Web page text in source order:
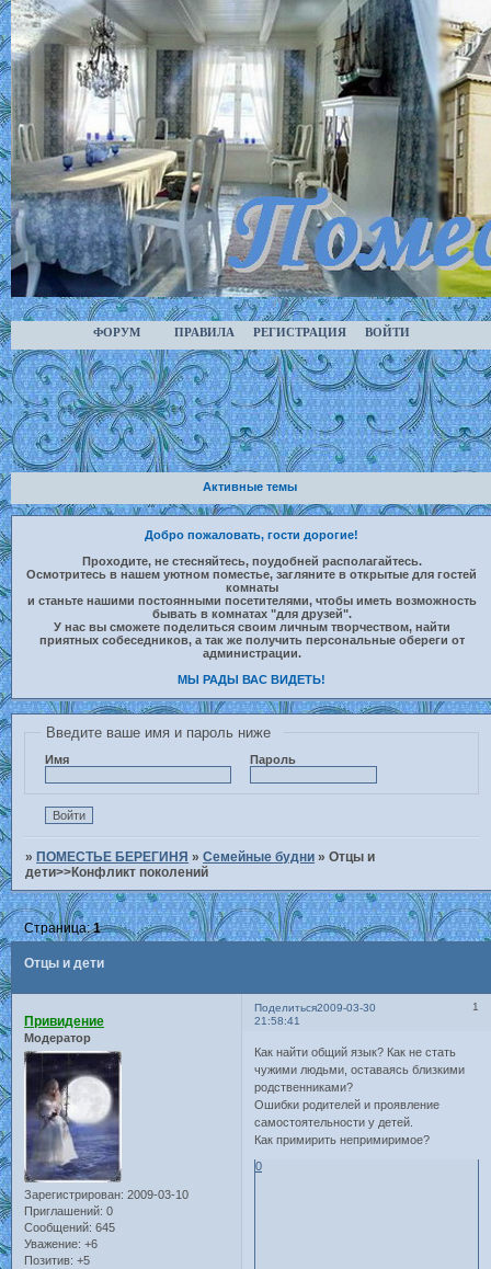
ФОРУМ ПРАВИЛА РЕГИСТРАЦИЯ ВОЙТИ
Активные темы
Добро пожаловать, гости дорогие!
Проходите, не стесняйтесь, поудобней располагайтесь.
Осмотритесь в нашем уютном поместье, загляните в открытые для гостей
комнаты
и станьте нашими постоянными посетителями, чтобы иметь возможность
бывать в комнатах "для друзей".
У нас вы сможете поделиться своим личным творчеством, найти
приятных собеседников, а так же получить персональные обереги от
администрации.
МЫ РАДЫ ВАС ВИДЕТЬ!
Введите ваше имя и пароль ниже
Имя Пароль
»ПОМЕСТЬЕ БЕРЕГИНЯ »Семейные будни »Отцы и
дети>>Конфликт поколений
Отцы и дети
Страница:1
Поделиться 1
2009-03-30
21:58:41
Привидение
Модератор
Зарегистрирован: 2009-03-10
Приглашений: 0
Сообщений: 645
Уважение: +6
Позитив: +5
Как найти общий язык? Как не стать
чужими людьми, оставаясь близкими
родственниками?
Ошибки родителей и проявление
самостоятельности у детей.
Как примирить непримиримое?
0